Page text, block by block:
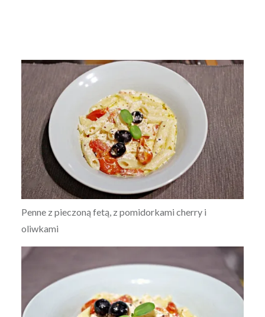
Penne z pieczoną fetą, z pomidorkami cherry i
oliwkami